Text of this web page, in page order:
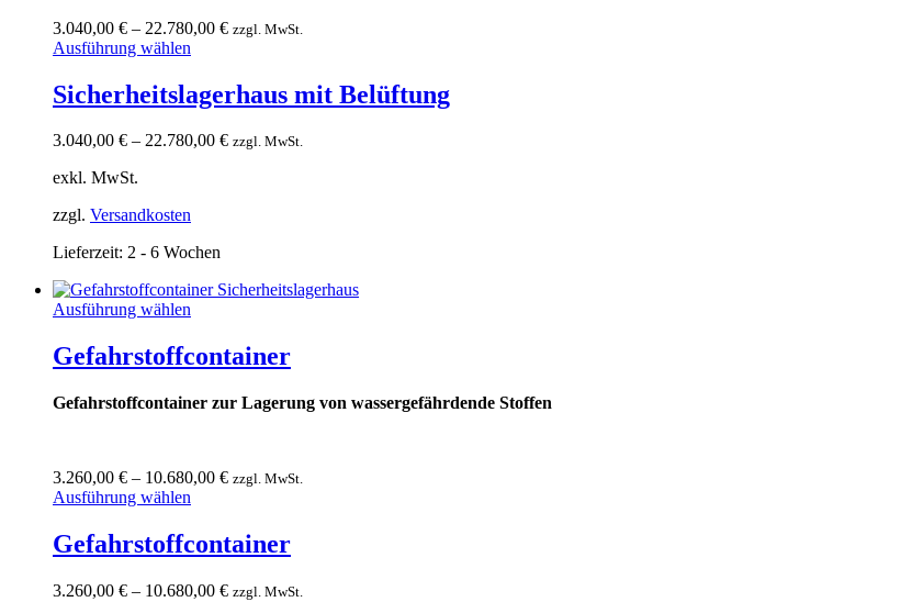
3.040,00 € – 22.780,00 € zzgl. MwSt.
Ausführung wählen
Sicherheitslagerhaus mit Belüftung
3.040,00 € – 22.780,00 € zzgl. MwSt.
exkl. MwSt.
zzgl. Versandkosten
Lieferzeit: 2 - 6 Wochen
Ausführung wählen
Gefahrstoffcontainer
Gefahrstoffcontainer zur Lagerung von wassergefährdende Stoffen
3.260,00 € – 10.680,00 € zzgl. MwSt.
Ausführung wählen
Gefahrstoffcontainer
3.260,00 € – 10.680,00 € zzgl. MwSt.